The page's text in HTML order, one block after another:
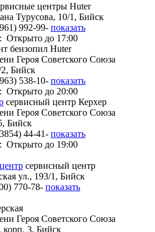
центры Huter
Турусова, 10/1, Бийск
992-99- показать
Открыто до 17:00
бензопил Huter
Героя Советского Союза
Бийск
538-10- показать
Открыто до 20:00
сервисный центр Керхер
Героя Советского Союза
Бийск
44-41- показать
Открыто до 19:00
сервисный центр
ул., 193/1, Бийск
770-78- показать
Героя Советского Союза
корп. 3, Бийск